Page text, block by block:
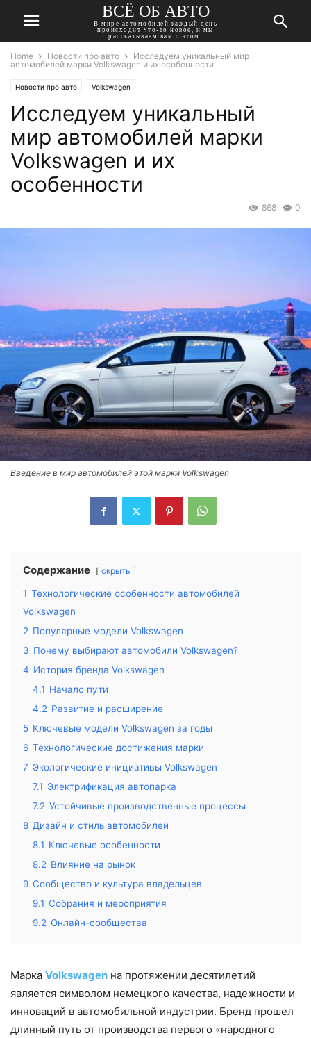
ВСЁ ОБ АВТО
В мире автомобилей каждый день
происходит что-то новое, и мы
рассказываем вам о этом!
Home Новости про авто
Исследуем уникальный мир
автомобилей марки Volkswagen и их особенности
Новости про авто Volkswagen
Исследуем уникальный
мир автомобилей марки
Volkswagen и их
особенности
0
868
Введение в мир автомобилей этой марки Volkswagen
Содержание скрыть
1 Технологические особенности автомобилей
Volkswagen
2 Популярные модели Volkswagen
3 Почему выбирают автомобили Volkswagen?
4 История бренда Volkswagen
4.1 Начало пути
4.2 Развитие и расширение
5 Ключевые модели Volkswagen за годы
6 Технологические достижения марки
7 Экологические инициативы Volkswagen
7.1 Электрификация автопарка
7.2 Устойчивые производственные процессы
8 Дизайн и стиль автомобилей
8.1 Ключевые особенности
8.2 Влияние на рынок
9 Сообщество и культура владельцев
9.1 Собрания и мероприятия
9.2 Онлайн-сообщества
Марка Volkswagen на протяжении десятилетий
является символом немецкого качества, надежности и
инноваций в автомобильной индустрии. Бренд прошел
длинный путь от производства первого «народного